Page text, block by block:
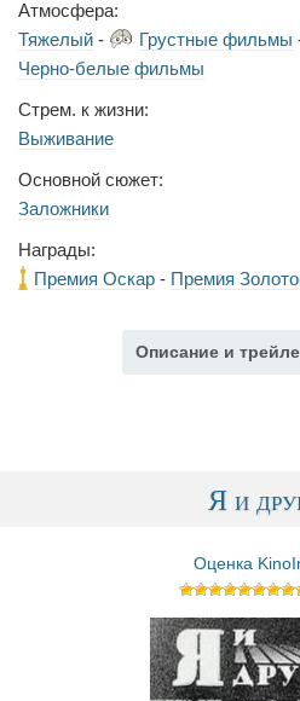
Атмосфера:
Тяжелый - Грустные фильмы
Черно-белые фильмы
Стрем. к жизни:
Выживание
Основной сюжет:
Заложники
Награды:
Премия Оскар- Премия
Описание и
Я и
Оценка